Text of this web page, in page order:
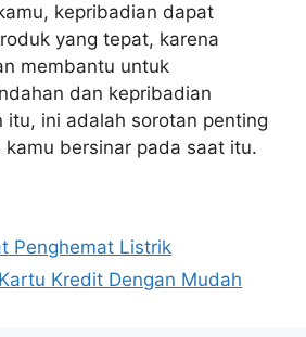
kepribadian dapat
yang tepat, karena
membantu untuk
dan kepribadian
itu, ini adalah sorotan penting
bersinar pada saat itu.
Penghemat Listrik
Kredit Dengan Mudah